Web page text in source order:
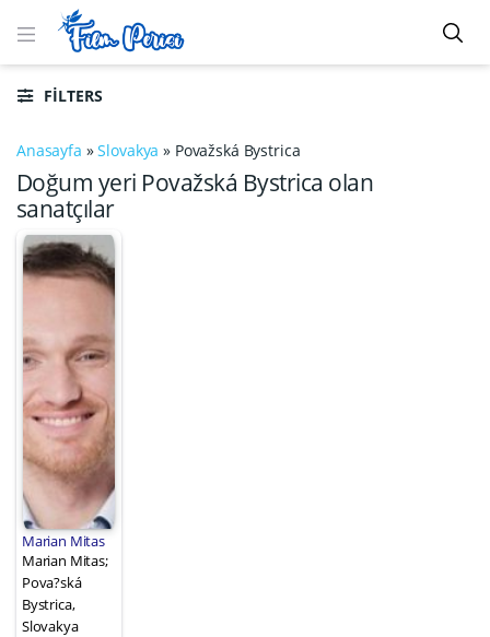
FILTERS
Anasayfa »Slovakya » Považská Bystrica
Doğum yeri Považská Bystrica olan
sanatçılar
Marian Mitas
Marian Mitas;
Pova?ská
Bystrica,
Slovakya